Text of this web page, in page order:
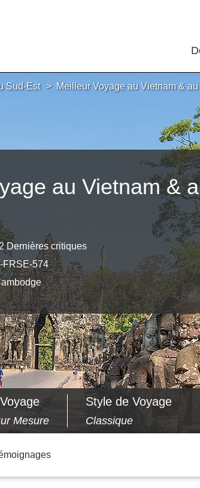
Sud-Est Meilleur Voyage au Vietnam &
au Vietnam &
Dernières critiques
FRSE-574
Mesure
Style de Voyage
Classique